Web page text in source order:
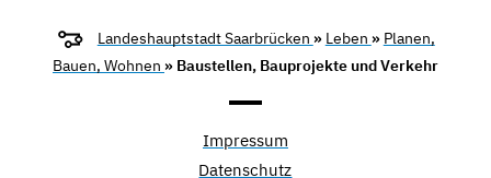
Landeshauptstadt Saarbrücken » Leben » Planen,
Bauen, Wohnen » Baustellen, Bauprojekte und Verkehr
Impressum
Datenschutz